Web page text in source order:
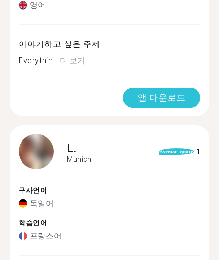
영어
이야기하고 싶은 주제
Everythin...더 보기
앱 다운로드
L.
Munich
format_quote 1
구사언어
독일어
학습언어
프랑스어